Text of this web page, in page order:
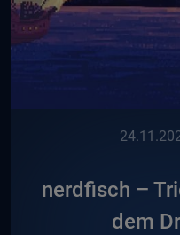
nerdfisch –
dem